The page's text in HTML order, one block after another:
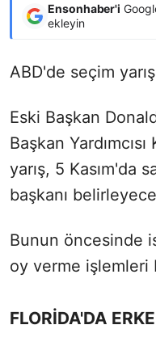
Ensonhaber'i
ekleyin
ABD'de seçim
Eski Başkan
Başkan
yarış, 5 Kasım'da
başkanı
Bunun öncesinde
oy verme işlemleri
FLORİDA'DA